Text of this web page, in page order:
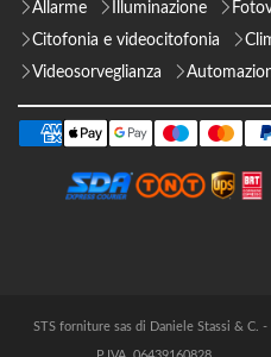
Allarme
Illuminazione
Citofonia e videocitofonia
Videosorveglianza
STS forniture sas di Daniele Stassi & C. -